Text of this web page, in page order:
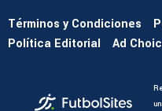
Términos y Condiciones
Política Editorial
Ad